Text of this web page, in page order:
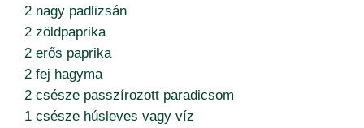
2 nagy padlizsán
2 zöldpaprika
2 erős paprika
2 fej hagyma
2 csésze passzírozott paradicsom
1 csésze húsleves vagy víz